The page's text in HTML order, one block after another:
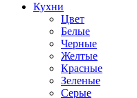
Кухни
Цвет
Белые
Черные
Желтые
Красные
Зеленые
Серые